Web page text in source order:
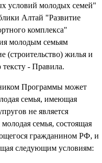
условий молодых семей"
Алтай "Развитие
комплекса"
молодым семьям
(строительство) жилья и
- Правила.
Программы может
семья, имеющая
не является
семья, состоящая
гражданином РФ, и
следующим условиям: